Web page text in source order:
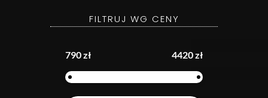
FILTRUJ WG CENY
790 zł 4420 zł